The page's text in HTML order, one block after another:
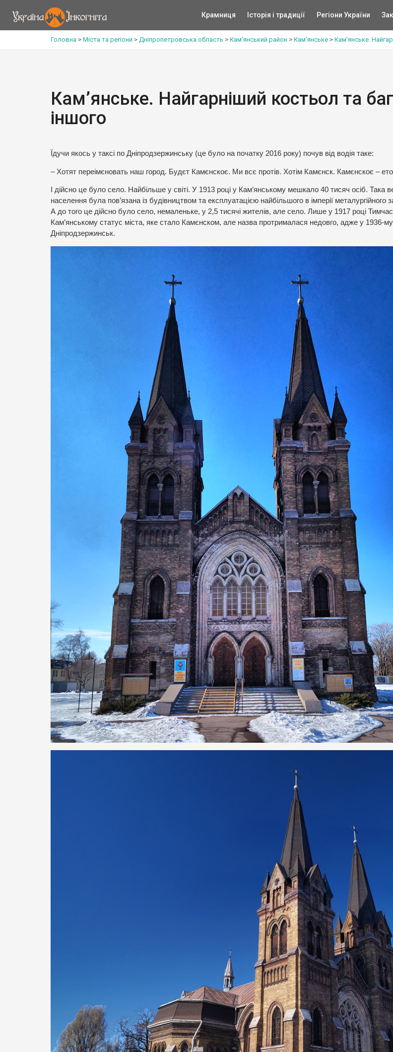
Крамниця Історія і традиції Регіони України
Головна > Міста та регіони > Дніпропетровська область > Кам'янський район > Кам'янське > Кам’янське.
Кам’янське. Найгарніший костьол та
іншого
Їдучи якось у таксі по Дніпродзержинську (це було на початку 2016 року) почув від водія таке:
– Хотят переімєновать наш город. Будєт Камєнскоє. Ми всє протів. Хотім Камєнск. Камєнскоє –
І дійсно це було село. Найбільше у світі. У 1913 році у Кам’янському мешкало 40 тисяч осіб. Така
населення була пов’язана із будівництвом та експлуатацією найбільшого в імперії металургійного
А до того це дійсно було село, немаленьке, у 2,5 тисячі жителів, але село. Лише у 1917 році
Кам’янському статус міста, яке стало Камєнском, але назва протрималася недовго, адже у 1936-
Дніпродзержинськ.